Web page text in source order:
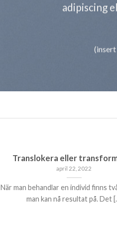
adipiscing
Translokera eller
april 22, 2022
När man behandlar en individ finns
man kan nå resultat på. Det